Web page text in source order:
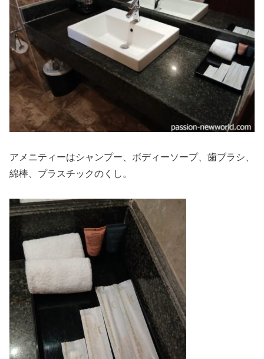
アメニティーはシャンプー、ボディーソープ、歯ブラシ、
綿棒、プラスチックのくし。